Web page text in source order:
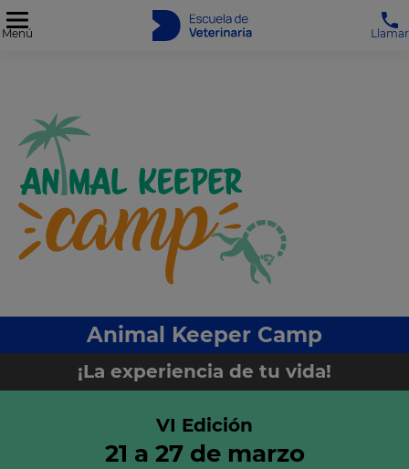
Menú Llamar
Animal Keeper Camp
¡La experiencia de tu vida!
VI Edición
21 a 27 de marzo